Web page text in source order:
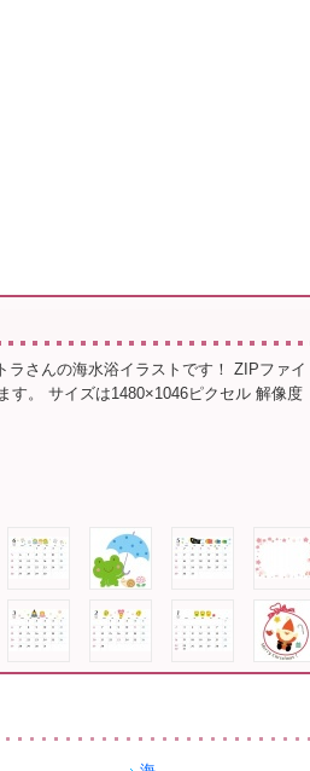
さんの海水浴イラストです！ ZIPファイ
す。 サイズは1480×1046ピクセル 解像度